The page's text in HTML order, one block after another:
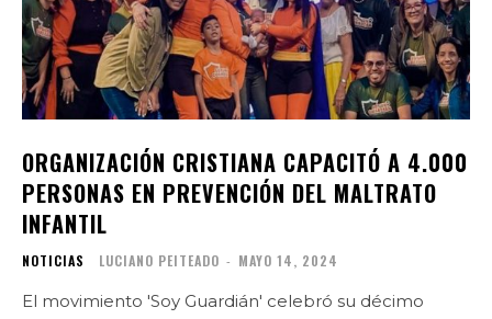
ORGANIZACIÓN CRISTIANA CAPACITÓ A 4.000
PERSONAS EN PREVENCIÓN DEL MALTRATO
INFANTIL
NOTICIAS LUCIANO PEITEADO - MAYO 14, 2024
El movimiento 'Soy Guardián' celebró su décimo